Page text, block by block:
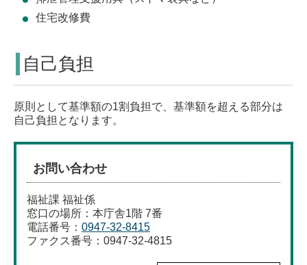
住宅改修費
自己負担
原則として基準額の1割負担で、基準額を超える部分は
自己負担となります。
お問い合わせ
福祉課 福祉係
窓口の場所：本庁舎1階 7番
電話番号： 0947-32-8415
ファクス番号：0947-32-4815